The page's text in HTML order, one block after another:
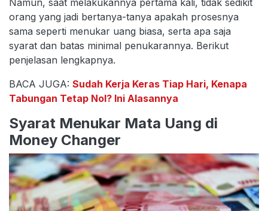
orang yang jadi bertanya-tanya apakah prosesnya
sama seperti menukar uang biasa, serta apa saja
syarat dan batas minimal penukarannya. Berikut
penjelasan lengkapnya.
BACA JUGA: Sudah Kerja Keras Tiap Hari, Kenapa
Tabungan Tetap Nol? Ini Alasannya
Syarat Menukar Mata Uang di
Money Changer